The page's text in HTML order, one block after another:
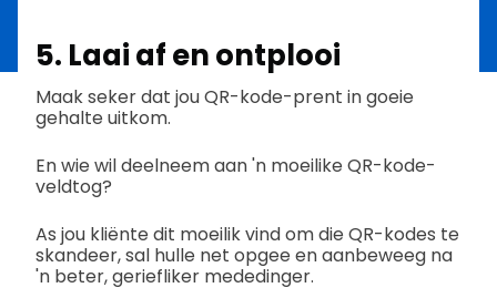
5. Laai af en ontplooi
Maak seker dat jou QR-kode-prent in goeie
gehalte uitkom.
En wie wil deelneem aan 'n moeilike QR-kode-
veldtog?
As jou kliënte dit moeilik vind om die QR-kodes te
skandeer, sal hulle net opgee en aanbeweeg na
'n beter, geriefliker mededinger.